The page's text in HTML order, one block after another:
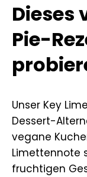
Dieses
Pie-
Unser Key
Dessert-
vegane
Limettennote
fruchtigen